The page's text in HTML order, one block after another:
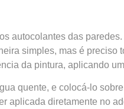
autocolantes das
simples, mas é
da pintura, aplicando
quente, e colocá-lo
aplicada diretamente no